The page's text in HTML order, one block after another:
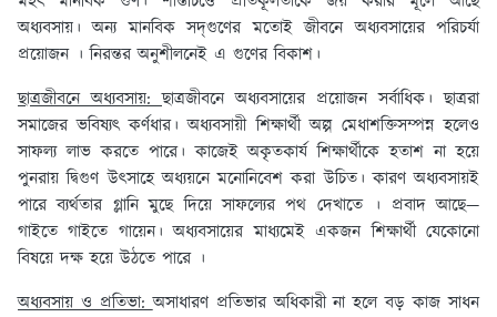
অধ্যবসায়। অন্য মানবিক সদ্‌গুণের মতোই জীবনে অধ্যবসায়ের পরিচর্যা
প্রয়োজন । নিরন্তর অনুশীলনেই এ গুণের বিকাশ।
ছাত্রজীবনে অধ্যবসায়:ছাত্রজীবনে অধ্যবসায়ের প্রয়োজন সর্বাধিক। ছাত্ররা
সমাজের ভবিষ্যৎ কর্ণধার। অধ্যবসায়ী শিক্ষার্থী অল্প মেধাশক্তিসম্পন্ন হলেও
সাফল্য লাভ করতে পারে। কাজেই অকৃতকার্য শিক্ষার্থীকে হতাশ না হয়ে
পুনরায় দ্বিগুণ উৎসাহে অধ্যয়নে মনোনিবেশ করা উচিত। কারণ অধ্যবসায়ই
পারে ব্যর্থতার গ্লানি মুছে দিয়ে সাফল্যের পথ দেখাতে । প্রবাদ আছে—
গাইতে গাইতে গায়েন। অধ্যবসায়ের মাধ্যমেই একজন শিক্ষার্থী যেকোনো
বিষয়ে দক্ষ হয়ে উঠতে পারে ।
অধ্যবসায় ও প্রতিভা:অসাধারণ প্রতিভার অধিকারী না হলে বড় কাজ সাধন